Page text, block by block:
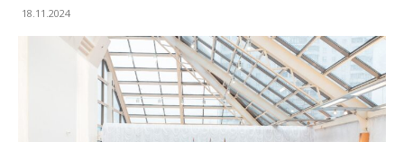
18.11.2024